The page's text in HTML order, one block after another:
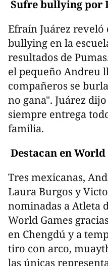
Sufre bullying por
Efraín Juárez
bullying en la
resultados de
el pequeño Andreu
compañeros se
no gana". Juárez
siempre entrega
familia.
Destacan en World
Tres mexicanas,
Laura Burgos y
nominadas a Atleta
World Games
en Chengdú y a
tiro con arco,
las únicas